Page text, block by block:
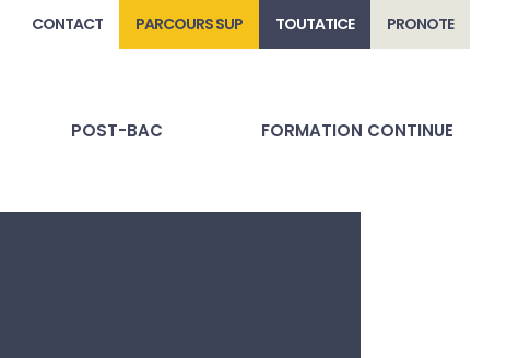
CONTACT PARCOURS SUP TOUTATICE PRONOTE
POST-BAC FORMATION CONTINUE